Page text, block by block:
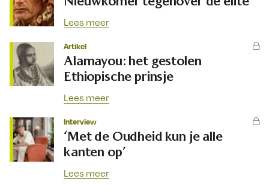
Lees meer
Artikel
Alamayou: het gestolen
Ethiopische prinsje
Lees meer
Interview
‘Met de Oudheid kun je alle
kanten op’
Lees meer